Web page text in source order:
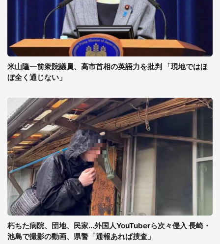
米山隆一前衆院議員、高市首相の英語力を批判 「現地ではほ
ぼ全く通じない」
朽ちた病院、団地、民家...外国人YouTuberら次々侵入 長崎・
池島で撮影の動画、県警「通報あれば捜査」